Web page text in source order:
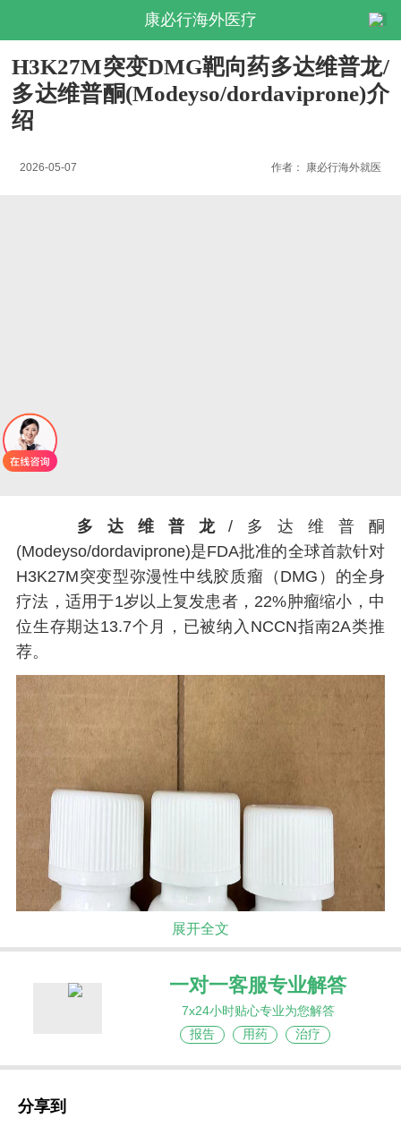
康必行海外医疗
H3K27M突变DMG靶向药多达维普龙/
多达维普酮(Modeyso/dordaviprone)介
绍
2026-05-07 作者： 康必行海外就医
多达维普龙/多达维普酮
(Modeyso/dordaviprone)是FDA批准的全球首款针对
H3K27M突变型弥漫性中线胶质瘤（DMG）的全身
疗法，适用于1岁以上复发患者，22%肿瘤缩小，中
位生存期达13.7个月，已被纳入NCCN指南2A类推
荐。
展开全文
一对一客服专业解答
7x24小时贴心专业为您解答
报告
用药 治疗
分享到